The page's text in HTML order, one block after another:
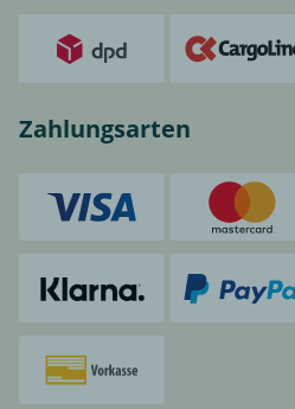
Zahlungsarten